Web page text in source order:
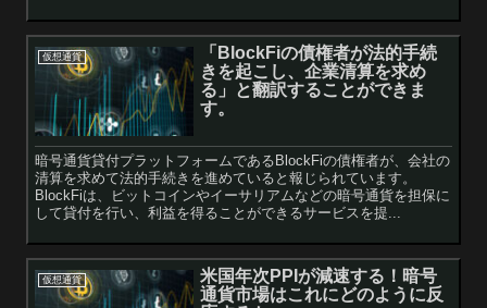
仮想通貨
「BlockFiの債権者が法的手続
きを起こし、企業清算を求め
る」と翻訳することができま
す。
暗号通貨貸付プラットフォームであるBlockFiの債権者が、会社の
清算を求めて法的手続きを進めていると報じられています。
BlockFiは、ビットコインやイーサリアムなどの暗号通貨を担保に
して貸付を行い、利益を得ることができるサービスを提...
仮想通貨
米国年次PPIが減速する！暗号
通貨市場はこれにどのように反